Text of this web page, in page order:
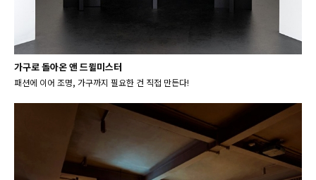
가구로 돌아온 앤 드뮐미스터
패션에 이어 조명, 가구까지 필요한 건 직접 만든다!